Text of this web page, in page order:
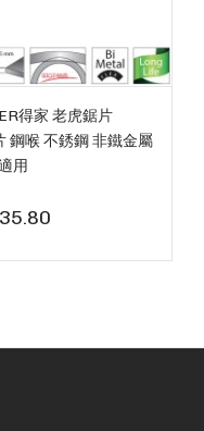
得家 老虎鋸片
喉 不銹鋼 非鐵金屬
用